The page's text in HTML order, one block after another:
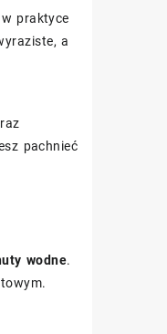
praktyce
a
pachnieć
wodne.